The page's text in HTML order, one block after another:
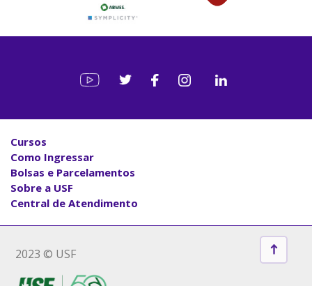
Cursos
Como Ingressar
Bolsas e Parcelamentos
Sobre a USF
Central de Atendimento
2023 © USF